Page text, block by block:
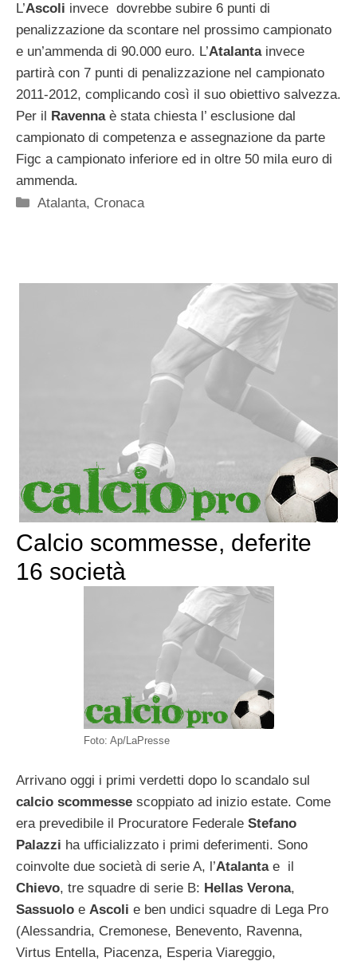
L’Ascoli invece dovrebbe subire 6 punti di
penalizzazione da scontare nel prossimo campionato
e un’ammenda di 90.000 euro. L’Atalantainvece
partirà con 7 punti di penalizzazione nel campionato
2011-2012, complicando così il suo obiettivo salvezza.
Per il Ravennaè stata chiesta l’ esclusione dal
campionato di competenza e assegnazione da parte
Figc a campionato inferiore ed in oltre 50 mila euro di
ammenda.
Categorie
Atalanta, Cronaca
Calcio scommesse, deferite
16 società
Foto: Ap/LaPresse
Arrivano oggi i primi verdetti dopo lo scandalo sul
calcio scommesse scoppiato ad inizio estate. Come
era prevedibile il Procuratore Federale Stefano
Palazzi ha ufficializzato i primi deferimenti. Sono
coinvolte due società di serie A, l’Atalanta e il
Chievo, tre squadre di serie B: Hellas Verona,
Sassuolo e Ascoli e ben undici squadre di Lega Pro
(Alessandria, Cremonese, Benevento, Ravenna,
Virtus Entella, Piacenza, Esperia Viareggio,